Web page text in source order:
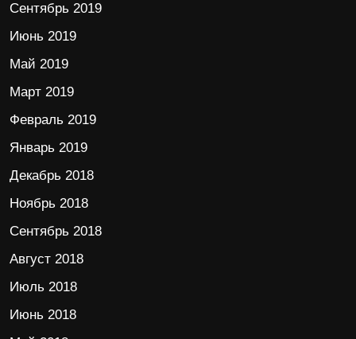
Сентябрь 2019
Июнь 2019
Май 2019
Март 2019
Февраль 2019
Январь 2019
Декабрь 2018
Ноябрь 2018
Сентябрь 2018
Август 2018
Июль 2018
Июнь 2018